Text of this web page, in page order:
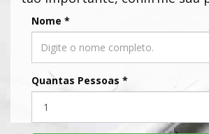
Nome *
Quantas Pessoas *